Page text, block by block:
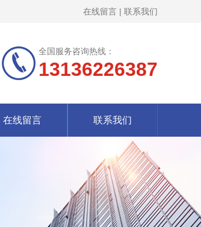
在线留言 | 联系我们
全国服务咨询热线：
13136226387
在线留言 联系我们